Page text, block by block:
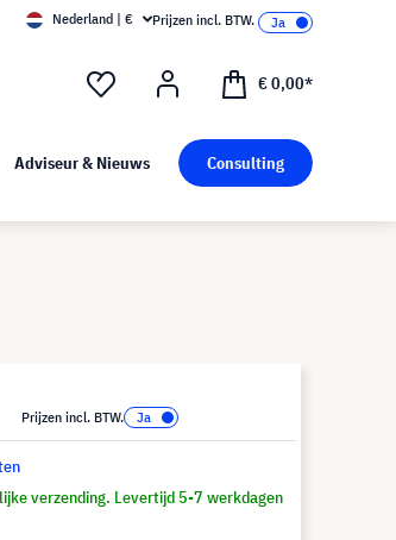
Nederland | € Prijzen incl. BTW.
€ 0,00*
Adviseur & Nieuws Consulting
Prijzen incl. BTW.
verzending. Levertijd 5-7 werkdagen